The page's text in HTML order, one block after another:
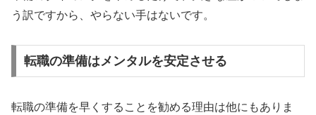
う訳ですから、やらない手はないです。
転職の準備はメンタルを安定させる
転職の準備を早くすることを勧める理由は他にもありま